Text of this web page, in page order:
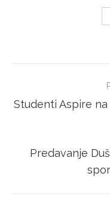
Studenti Aspire
Predavanje